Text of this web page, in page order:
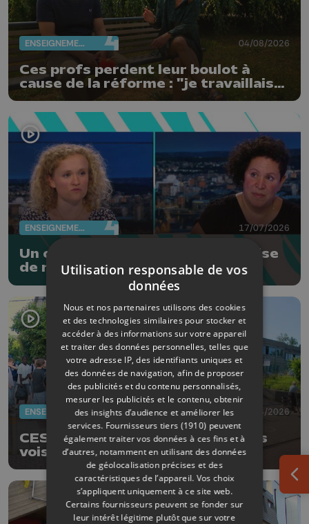
ENSEIGNEMENT 04/08/2026
Ces profs perdent leur boulot à
cause de la réforme : "je travaillais
bien plus comme prof que comme
pharmacienne"
ENSEIGNEMENT 17/07/2026
Un collectif d'enseignants organise
de nouvelles actions contre les
réformes de la FWB
ENSEIGNEMENT 19/06/2026
CESS et CE1D: à Visé, deux écoles
voisines, deux situations
différentes
Utilisation responsable de vos
données
Nous et nos partenaires utilisons des cookies
et des technologies similaires pour stocker et
accéder à des informations sur votre appareil
et traiter des données personnelles, telles que
votre adresse IP, des identifiants uniques et
des données de navigation, afin de proposer
des publicités et du contenu personnalisés,
mesurer les publicités et le contenu, obtenir
des insights d’audience et améliorer les
services. Fournisseurs tiers (1910) peuvent
également traiter vos données à ces fins et à
d’autres, notamment en utilisant des données
de géolocalisation précises et des
caractéristiques de l’appareil. Vos choix
s’appliquent uniquement à ce site web.
Certains fournisseurs peuvent se fonder sur
leur intérêt légitime plutôt que sur votre